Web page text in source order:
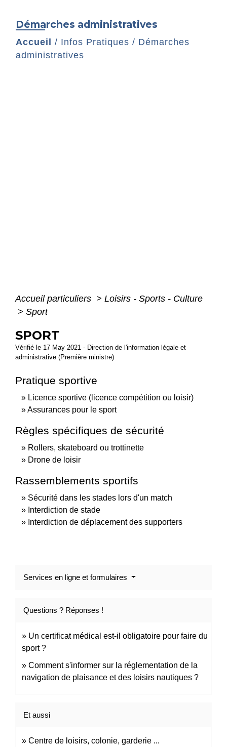
Démarches administratives
Accueil / Infos Pratiques / Démarches
administratives
Accueil particuliers > Loisirs - Sports - Culture
> Sport
SPORT
Vérifié le 17 May 2021 - Direction de l'information légale et
administrative (Première ministre)
Pratique sportive
Licence sportive (licence compétition ou loisir)
Assurances pour le sport
Règles spécifiques de sécurité
Rollers, skateboard ou trottinette
Drone de loisir
Rassemblements sportifs
Sécurité dans les stades lors d'un match
Interdiction de stade
Interdiction de déplacement des supporters
Services en ligne et formulaires
Questions ? Réponses !
Un certificat médical est-il obligatoire pour faire du
sport ?
Comment s'informer sur la réglementation de la
navigation de plaisance et des loisirs nautiques ?
Et aussi
Centre de loisirs, colonie, garderie ...